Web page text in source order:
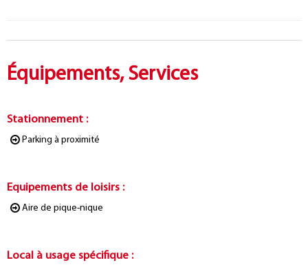
Équipements, Services
Stationnement :
Parking à proximité
Equipements de loisirs :
Aire de pique-nique
Local à usage spécifique :